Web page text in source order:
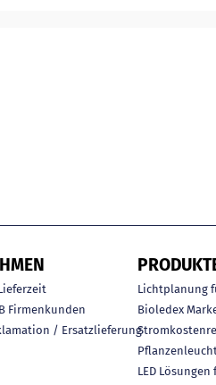
Firmenkunden
/ Ersatzlieferung
Lichtplanung
Bioledex
LED